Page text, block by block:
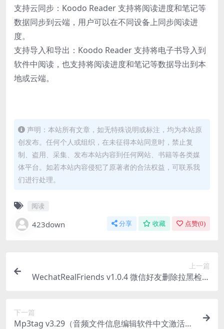
支持云同步：Koodo Reader 支持将阅读进度和笔记等
数据同步到云端，用户可以在不同设备上同步阅读进
度。
支持导入和导出：Koodo Reader 支持将电子书导入到
软件中阅读，也支持将阅读进度和笔记等数据导出到本
地或云端。
声明：本站所有文章，如无特殊说明或标注，均为本站原
创发布。任何个人或组织，在未征得本站同意时，禁止复
制、盗用、采集、发布本站内容到任何网站、书籍等各类媒
体平台。如若本站内容侵犯了原著者的合法权益，可联系我
们进行处理。
阅读
423down 分享 收藏 点赞(0)
上一篇
WechatRealFriends v1.0.4 微信好友删除拉黑检测
下一篇
Mp3tag v3.29（音频文件信息编辑软件中文激活